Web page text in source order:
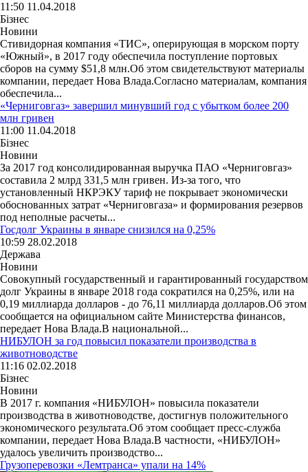
11:50 11.04.2018
Бізнес
Новини
Стивидорная компания «ТИС», оперирующая в морском порту
«Южный», в 2017 году обеспечила поступление портовых
сборов на сумму $51,8 млн.Об этом свидетельствуют материалы
компании, передает Нова Влада.Согласно материалам, компания
обеспечила...
«Черниговгаз» завершил минувший год с убытком более 200
млн гривен
11:00 11.04.2018
Бізнес
Новини
За 2017 год консолидированная выручка ПАО «Черниговгаз»
составила 2 млрд 331,5 млн гривен. Из-за того, что
установленный НКРЭКУ тариф не покрывает экономически
обоснованных затрат «Черниговгаза» и формирования резервов
под неполные расчеты...
Госдолг Украины в январе снизился на 0,25%
10:59 28.02.2018
Держава
Новини
Совокупный государственный и гарантированный государством
долг Украины в январе 2018 года сократился на 0,25%, или на
0,19 миллиарда долларов - до 76,11 миллиарда долларов.Об этом
сообщается на официальном сайте Министерства финансов,
передает Нова Влада.В национальной...
НИБУЛОН за год повысил показатели производства в
животноводстве
11:16 02.02.2018
Бізнес
Новини
В 2017 г. компания «НИБУЛОН» повысила показатели
производства в животноводстве, достигнув положительного
экономического результата.Об этом сообщает пресс-служба
компании, передает Нова Влада.В частности, «НИБУЛОН»
удалось увеличить производство...
Грузоперевозки «Лемтранса» упали на 14%